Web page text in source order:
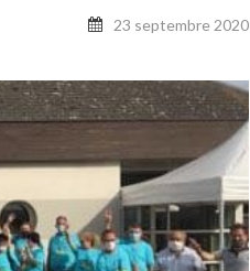
23 septembre 2020